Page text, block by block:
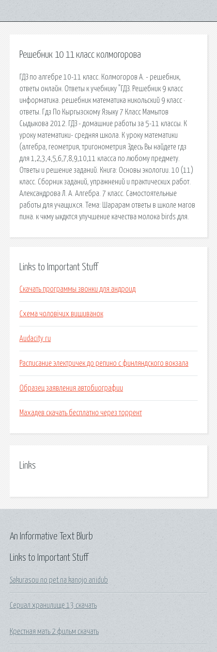
Решебник 10 11 класс колмогорова
ГДЗ по алгебре 10-11 класс. Колмогоров А. - решебник,
ответы онлайн. Ответы к учебнику "ГДЗ. Решебник 9 класс
информатика. решебник математика никольский 9 класс ·
ответы. Гдз По Кыргызскому Языку 7 Класс Мамытов
Сыдыкова 2012. ГДЗ - домашние работы за 5-11 классы. К
уроку математики- средняя школа. К уроку математики
(алгебра, геометрия, тригонометрия Здесь Вы найдете гдз
для 1,2,3,4,5,6,7,8,9,10,11 класса по любому предмету.
Ответы и решение заданий. Книга: Основы экологии. 10 (11)
класс. Сборник заданий, упражнений и практических работ.
Александрова Л. А. Алгебра. 7 класс. Самостоятельные
работы для учащихся. Тема: Шарарам ответы в школе магов
пина. к чкму ыкдктся улучшение качества молока birds для.
Links to Important Stuff
Скачать программы звонки для андроид
Схема чоловічих вишиванок
Audacity ru
Расписание электричек до репино с финляндского вокзала
Образец заявления автобиографии
Махадев скачать бесплатно через торрент
Links
Links to Important Stuff
Sakurasou no pet na kanojo anidub
Сериал хранилище 13 скачать
Крестная мать 2 фильм скачать
An Informative Text Blurb